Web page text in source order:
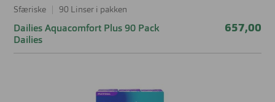
Sfæriske 90 Linser i pakken
Dailies Aquacomfort Plus 90 Pack
Dailies
657,00